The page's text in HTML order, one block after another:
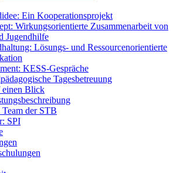
Ein Kooperationsprojekt
Wirkungsorientierte Zusammenarbeit von
Jugendhilfe
Lösungs- und Ressourcenorientierte
KESS-Gespräche
Tagesbetreuung
Blick
Team der STB
SPI